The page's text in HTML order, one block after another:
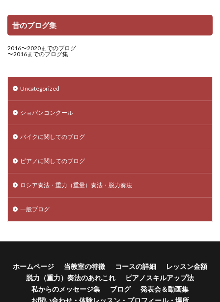
昔のブログ集
2016〜2020までのブログ
〜2016までのブログ集
Uncategorized
ショパンコンクール
バイクに関してのブログ
ピアノに関してのブログ
ロシア奏法・重力（重量）奏法・脱力奏法
一般ブログ
ホームページ 当教室の特徴 コースの詳細
レッスン金額
脱力（重力）奏法のあれこれ
ピアノスキルアップ法
私からのメッセージ集
ブログ
発表会＆動画集
お問い合わせ・体験レッスン・プロフィール・場所